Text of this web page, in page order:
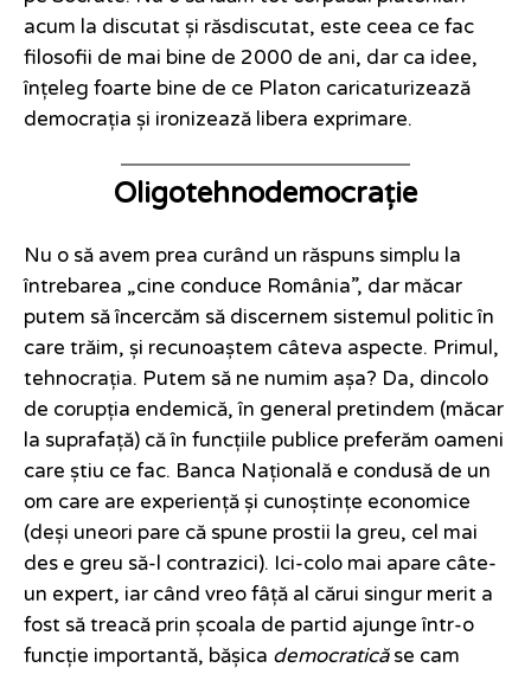
acum la discutat și răsdiscutat, este ceea ce fac
filosofii de mai bine de 2000 de ani, dar ca idee,
înțeleg foarte bine de ce Platon caricaturizează
democrația și ironizează libera exprimare.
Oligotehnodemocrație
Nu o să avem prea curând un răspuns simplu la
întrebarea „cine conduce România”, dar măcar
putem să încercăm să discernem sistemul politic în
care trăim, și recunoaștem câteva aspecte. Primul,
tehnocrația. Putem să ne numim așa? Da, dincolo
de corupția endemică, în general pretindem (măcar
la suprafață) că în funcțiile publice preferăm oameni
care știu ce fac. Banca Națională e condusă de un
om care are experiență și cunoștințe economice
(deși uneori pare că spune prostii la greu, cel mai
des e greu să-l contrazici). Ici-colo mai apare câte-
un expert, iar când vreo fâță al cărui singur merit a
fost să treacă prin școala de partid ajunge într-o
funcție importantă, bășica democraticăse cam